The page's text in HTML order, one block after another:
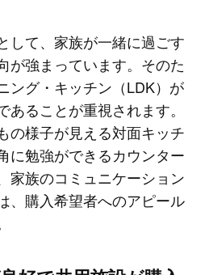
して、家族が一緒に過ごす
が強まっています。そのた
ング・キッチン（LDK）が
ることが重視されます。
の様子が見える対面キッチ
に勉強ができるカウンター
家族のコミュニケーション
、購入希望者へのアピール